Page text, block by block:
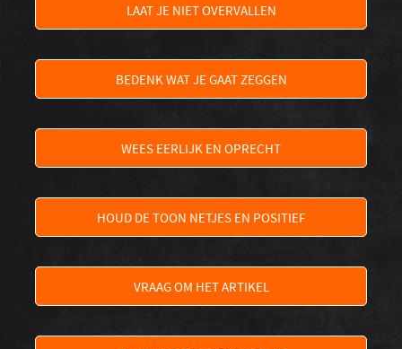
LAAT JE NIET OVERVALLEN
BEDENK WAT JE GAAT ZEGGEN
WEES EERLIJK EN OPRECHT
HOUD DE TOON NETJES EN POSITIEF
VRAAG OM HET ARTIKEL